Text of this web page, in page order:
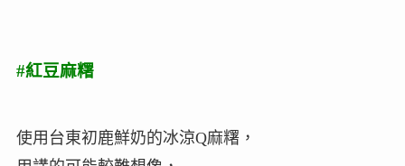
#紅豆麻糬
使用台東初鹿鮮奶的冰涼Q麻糬，